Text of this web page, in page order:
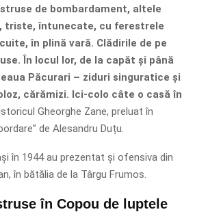
de bombardament, altele
triste, întunecate, cu ferestrele
în plină vară. Clădirile de pe
În locul lor, de la capăt și până
Păcurari – ziduri singuratice și
cărămizi. Ici-colo câte o casă în
Gheorghe Zane, preluat în
de Alesandru Duțu.
în 1944 au prezentat și ofensiva din
în bătălia de la Târgu Frumos.
în Copou de luptele